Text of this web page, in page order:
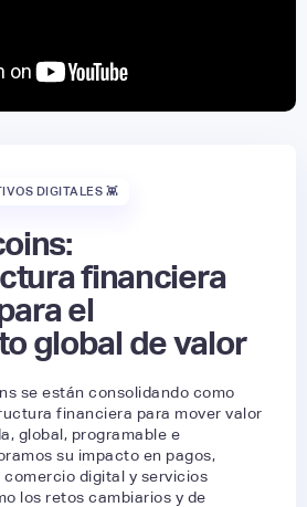
DIGITALES 👾
financiera
el
global de valor
se están consolidando como
financiera para mover valor
global, programable e
su impacto en pagos,
comercio digital y servicios
los retos cambiarios y de